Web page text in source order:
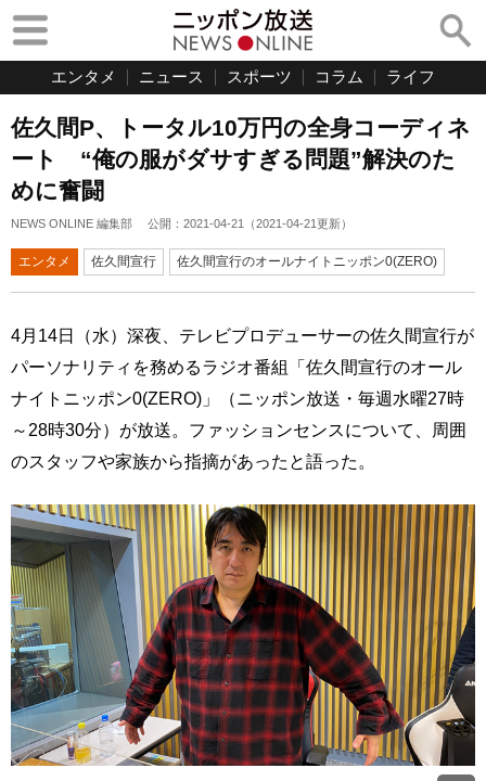
エンタメ ニュース スポーツ コラム ライフ
佐久間P、トータル10万円の全身コーディネ
ート “俺の服がダサすぎる問題”解決のた
めに奮闘
NEWS ONLINE 編集部 公開： 2021-04-21 （2021-04-21更新）
エンタメ 佐久間宣行 佐久間宣行のオールナイトニッポン0(ZERO)
4月14日（水）深夜、テレビプロデューサーの佐久間宣行が
パーソナリティを務めるラジオ番組「佐久間宣行のオール
ナイトニッポン0(ZERO)」（ニッポン放送・毎週水曜27時
～28時30分）が放送。ファッションセンスについて、周囲
のスタッフや家族から指摘があったと語った。